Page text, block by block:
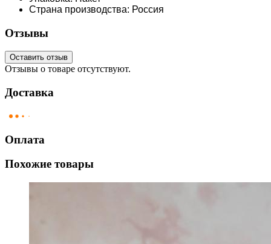
Страна производства: Россия
Отзывы
Оставить отзыв
Отзывы о товаре отсутствуют.
Доставка
Оплата
Похожие товары